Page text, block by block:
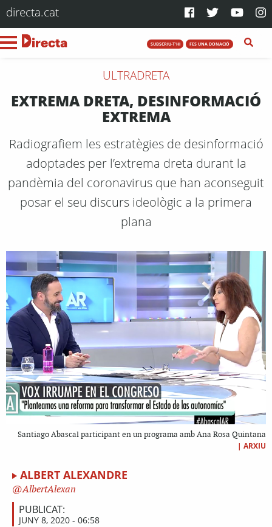
directa.cat
SUBSCRIU-T'HI FES UNA DONACIÓ
ULTRADRETA
EXTREMA DRETA, DESINFORMACIÓ
EXTREMA
Radiografiem les estratègies de desinformació
adoptades per l’extrema dreta durant la
pandèmia del coronavirus que han aconseguit
posar el seu discurs ideològic a la primera
plana
Santiago Abascal participant en un programa amb Ana Rosa Quintana
| ARXIU
ALBERT ALEXANDRE
AlbertAlexan
PUBLICAT:
JUNY 8, 2020 - 06:58